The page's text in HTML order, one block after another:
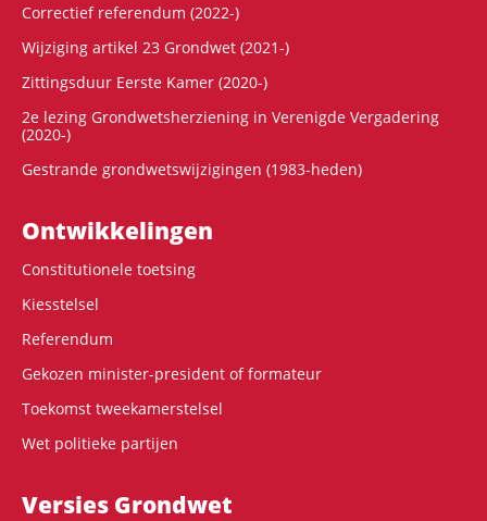
Correctief referendum (2022-)
Wijziging artikel 23 Grondwet (2021-)
Zittingsduur Eerste Kamer (2020-)
2e lezing Grondwetsherziening in Verenigde Vergadering
(2020-)
Gestrande grondwetswijzigingen (1983-heden)
Ontwikke­lingen
Constitutionele toetsing
Kiesstelsel
Referendum
Gekozen minister-president of formateur
Toekomst tweekamerstelsel
Wet politieke partijen
Versies Grondwet